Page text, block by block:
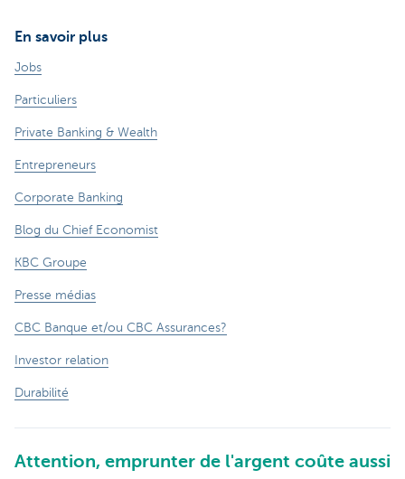
En savoir plus
Jobs
Particuliers
Private Banking & Wealth
Entrepreneurs
Corporate Banking
Blog du Chief Economist
KBC Groupe
Presse médias
CBC Banque et/ou CBC Assurances?
Investor relation
Durabilité
Attention, emprunter de l'argent coûte aussi